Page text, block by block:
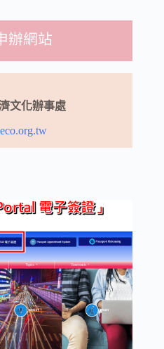
辦網站
文化辦事處